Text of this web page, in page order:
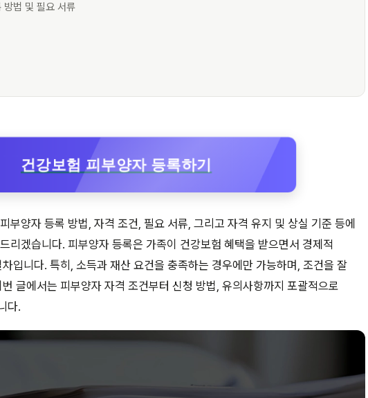
방법 및 필요 서류
건강보험 피부양자 등록하기
부양자 등록 방법, 자격 조건, 필요 서류, 그리고 자격 유지 및 상실 기준 등에
리겠습니다. 피부양자 등록은 가족이 건강보험 혜택을 받으면서 경제적
입니다. 특히, 소득과 재산 요건을 충족하는 경우에만 가능하며, 조건을 잘
글에서는 피부양자 자격 조건부터 신청 방법, 유의사항까지 포괄적으로
다.